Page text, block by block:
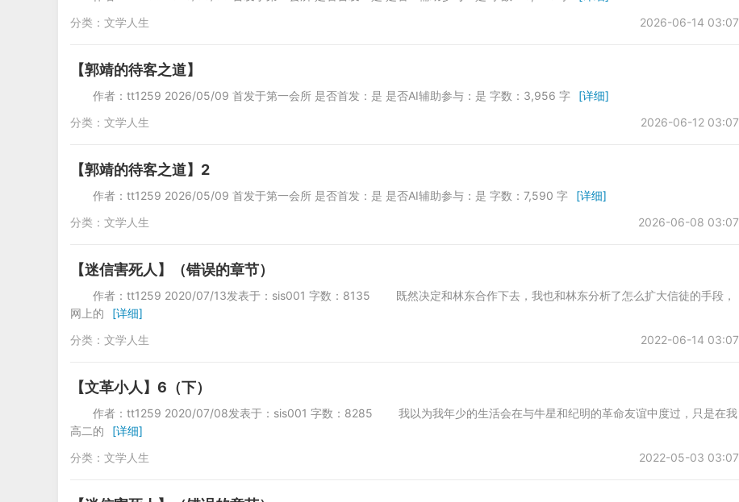
2026-06-14 03:07
分类： 文学人生
【郭靖的待客之道】
作者：tt1259 2026/05/09 首发于第一会所 是否首发：是 是否AI辅助参与：是 字数：3,956 字
[详细]
2026-06-12 03:07
分类： 文学人生
【郭靖的待客之道】2
作者：tt1259 2026/05/09 首发于第一会所 是否首发：是 是否AI辅助参与：是 字数：7,590 字
[详细]
2026-06-08 03:07
分类： 文学人生
【迷信害死人】（错误的章节）
作者：tt1259 2020/07/13发表于：sis001 字数：8135 既然决定和林东合作下去，我也和林东分析了怎么扩大信徒的手段，
网上的
[详细]
2022-06-14 03:07
分类： 文学人生
【文革小人】6（下）
作者：tt1259 2020/07/08发表于：sis001 字数：8285 我以为我年少的生活会在与牛星和纪明的革命友谊中度过，只是在我
高二的
[详细]
2022-05-03 03:07
分类： 文学人生